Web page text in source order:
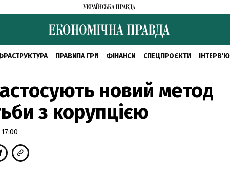
ПРАВИЛА ГРИ ФІНАНСИ СПЕЦПРОЄКТИ ІНТЕРВ'Ю
новий метод
з корупцією